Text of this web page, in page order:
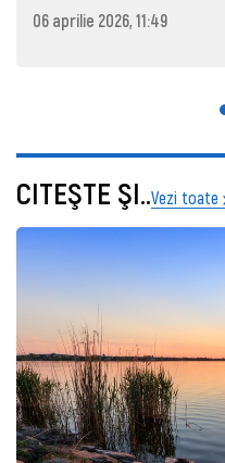
06 aprilie 2026, 11:49
CITEŞTE ŞI..Vezi toate